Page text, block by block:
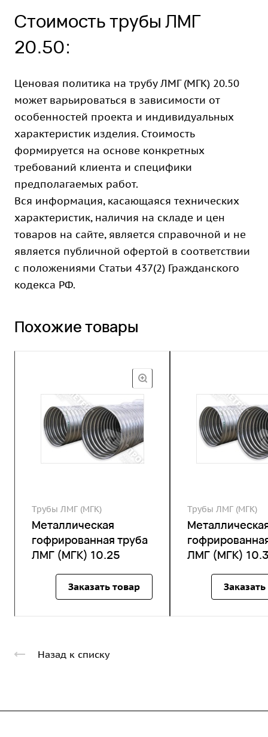
Стоимость трубы ЛМГ
20.50:
Ценовая политика на трубу ЛМГ (МГК) 20.50
может варьироваться в зависимости от
особенностей проекта и индивидуальных
характеристик изделия. Стоимость
формируется на основе конкретных
требований клиента и специфики
предполагаемых работ.
Вся информация, касающаяся технических
характеристик, наличия на складе и цен
товаров на сайте, является справочной и не
является публичной офертой в соответствии
с положениями Статьи 437(2) Гражданского
кодекса РФ.
Похожие товары
Трубы ЛМГ (МГК)
Металлическая
гофрированная труба
ЛМГ (МГК) 10.25
Заказать товар
Трубы ЛМГ (МГК)
ЛМГ (МГК)
Назад к списку